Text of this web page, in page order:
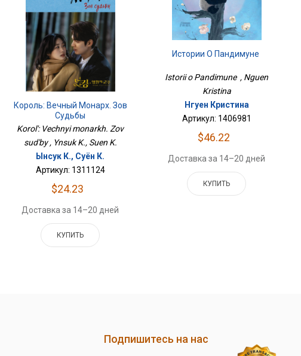
Король: Вечный Монарх. Зов
Судьбы
Korol': Vechnyi monarkh. Zov
sud'by , Ynsuk K., Suen K.
Ынсук К., Суён К.
Артикул: 1311124
$24.23
Доставка за 14–20 дней
КУПИТЬ
Истории О Пандимуне
Istorii o Pandimune , Nguen
Kristina
Нгуен Кристина
Артикул: 1406981
$46.22
Доставка за 14–20 дней
КУПИТЬ
Подпишитесь на нас